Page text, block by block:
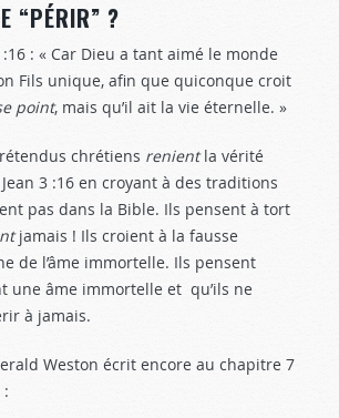
“PÉRIR” ?
:16 : « Car Dieu a tant aimé le monde
Fils unique, afin que quiconque croit
point, mais qu’il ait la vie éternelle. »
chrétiens renientla vérité
3 :16 en croyant à des traditions
pas dans la Bible. Ils pensent à tort
jamais ! Ils croient à la fausse
de l’âme immortelle. Ils pensent
une âme immortelle et qu’ils ne
à jamais.
Weston écrit encore au chapitre 7